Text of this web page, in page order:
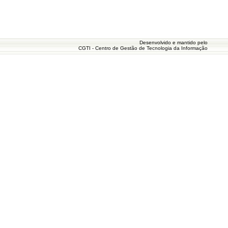
Desenvolvido e mantido pelo
CGTI - Centro de Gestão de Tecnologia da Informação